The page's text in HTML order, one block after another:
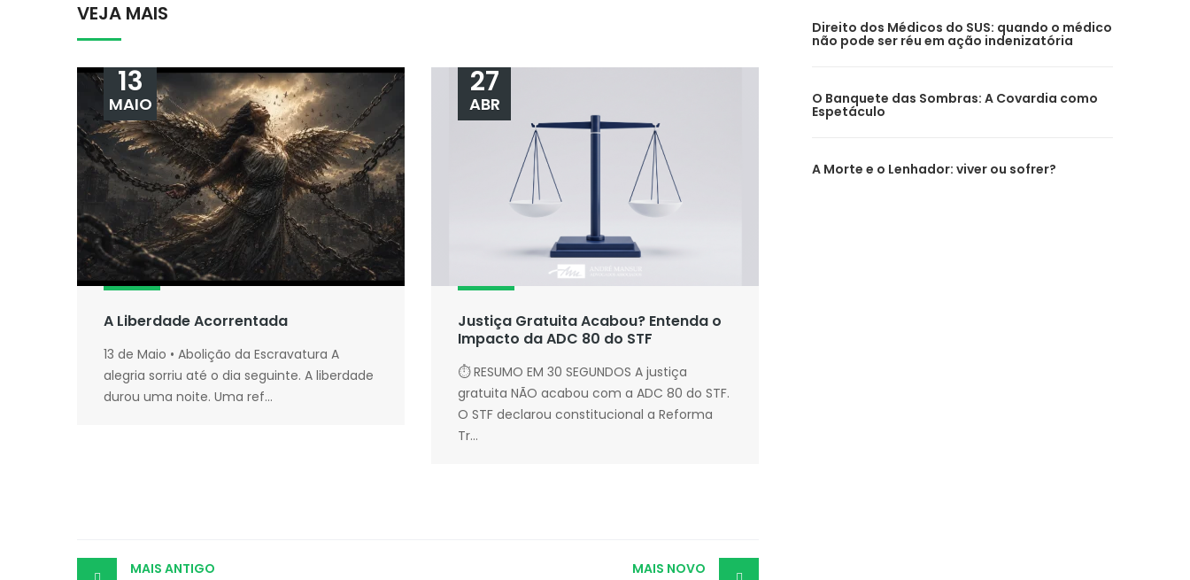
VEJA MAIS
A Liberdade Acorrentada
13
MAIO
13 de Maio • Abolição da Escravatura A
alegria sorriu até o dia seguinte. A liberdade
durou uma noite. Uma ref...
Justiça Gratuita Acabou? Entenda o
Impacto da ADC 80 do STF
27
ABR
⏱ RESUMO EM 30 SEGUNDOS A justiça
gratuita NÃO acabou com a ADC 80 do STF.
O STF declarou constitucional a Reforma
Tr...
PostMAIS ANTIGO MAIS NOVO
Direito dos Médicos do SUS: quando o médico
não pode ser réu em ação indenizatória
O Banquete das Sombras: A Covardia como
Espetáculo
A Morte e o Lenhador: viver ou sofrer?